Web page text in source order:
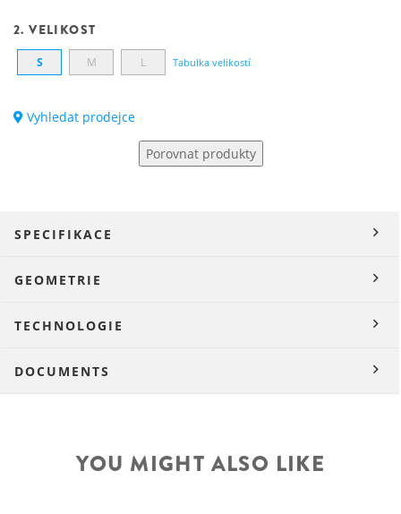
2. VELIKOST
S M L Tabulka velikostí
Vyhledat prodejce
Porovnat produkty
SPECIFIKACE
GEOMETRIE
TECHNOLOGIE
DOCUMENTS
YOU MIGHT ALSO LIKE